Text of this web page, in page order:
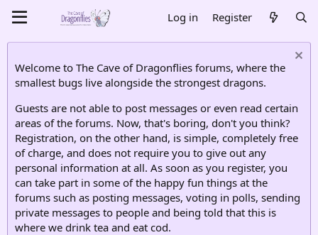
Log in Register
Welcome to The Cave of Dragonflies forums, where the
smallest bugs live alongside the strongest dragons.
Guests are not able to post messages or even read certain
areas of the forums. Now, that's boring, don't you think?
Registration, on the other hand, is simple, completely free
of charge, and does not require you to give out any
personal information at all. As soon as you register, you
can take part in some of the happy fun things at the
forums such as posting messages, voting in polls, sending
private messages to people and being told that this is
where we drink tea and eat cod.